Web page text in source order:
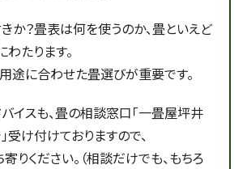
か？畳表は何を使うのか、畳といえど
たります。
途に合わせた畳選びが重要です。
イスも、畳の相談窓口「一畳屋坪井
受け付けておりますので、
りください。（相談だけでも、もちろ